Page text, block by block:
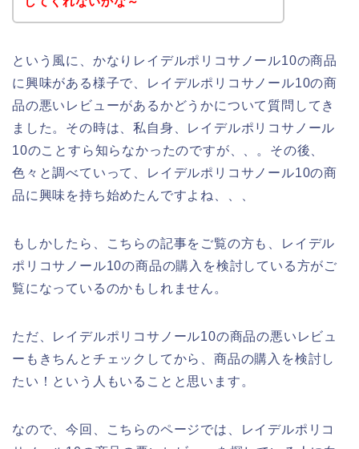
という風に、かなりレイデルポリコサノール10の商品
に興味がある様子で、レイデルポリコサノール10の商
品の悪いレビューがあるかどうかについて質問してき
ました。その時は、私自身、レイデルポリコサノール
10のことすら知らなかったのですが、、。その後、
色々と調べていって、レイデルポリコサノール10の商
品に興味を持ち始めたんですよね、、、
もしかしたら、こちらの記事をご覧の方も、レイデル
ポリコサノール10の商品の購入を検討している方がご
覧になっているのかもしれません。
ただ、レイデルポリコサノール10の商品の悪いレビュ
ーもきちんとチェックしてから、商品の購入を検討し
たい！という人もいることと思います。
なので、今回、こちらのページでは、レイデルポリコ